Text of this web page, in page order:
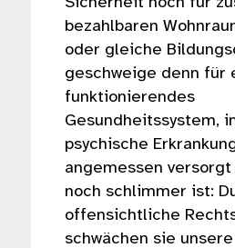
bezahlbaren
oder gleiche
geschweige denn für
funktionierendes
Gesundheitssystem,
psychische
angemessen versorgt
noch schlimmer ist:
offensichtliche
schwächen sie